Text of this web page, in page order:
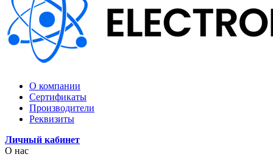
О компании
Сертификаты
Производители
Реквизиты
Личный кабинет
О нас